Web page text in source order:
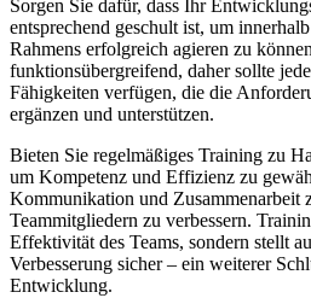
Sorgen Sie dafür, dass Ihr
entsprechend geschult ist, um
Rahmens erfolgreich agieren zu
funktionsübergreifend, daher sollte
Fähigkeiten verfügen, die die
ergänzen und unterstützen.
Bieten Sie regelmäßiges Training zu
um Kompetenz und Effizienz zu
Kommunikation und Zusammenarbeit
Teammitgliedern zu verbessern.
Effektivität des Teams, sondern stellt
Verbesserung sicher – ein weiterer
Entwicklung.